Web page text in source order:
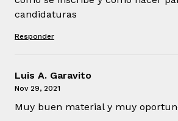
candidaturas
Responder
Luis A. Garavito
Nov 29, 2021
Muy buen material y muy